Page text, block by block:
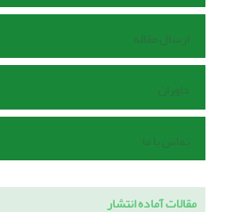
ارسال مقاله
داوران
تماس با ما
مقالات آماده انتشار